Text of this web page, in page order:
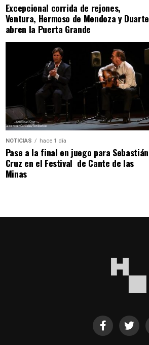
Excepcional corrida de rejones,
Ventura, Hermoso de Mendoza y Duarte
abren la Puerta Grande
NOTICIAS hace 1 día
Pase a la final en juego para Sebastián
Cruz en el Festival de Cante de las
Minas